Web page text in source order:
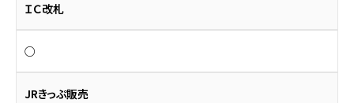
ＩＣ改札
○
JRきっぷ販売